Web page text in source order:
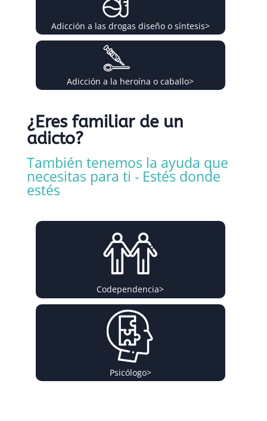
Adicción a las drogas diseño o síntesis>
Adicción a la heroína o caballo>
¿Eres familiar de un
adicto?
También tenemos la ayuda que
necesitas para ti - Estés donde
estés
Codependencia>
Psicólogo>